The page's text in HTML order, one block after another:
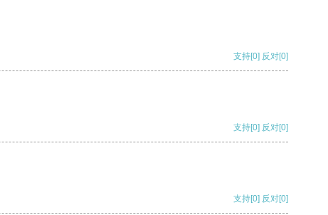
支持[0] 反对[0]
支持[0] 反对[0]
支持[0] 反对[0]